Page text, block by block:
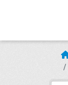
Skip to main content